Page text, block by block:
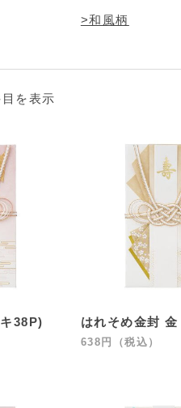
>和風柄
を表示
38P) はれそめ金封
638円（税込）